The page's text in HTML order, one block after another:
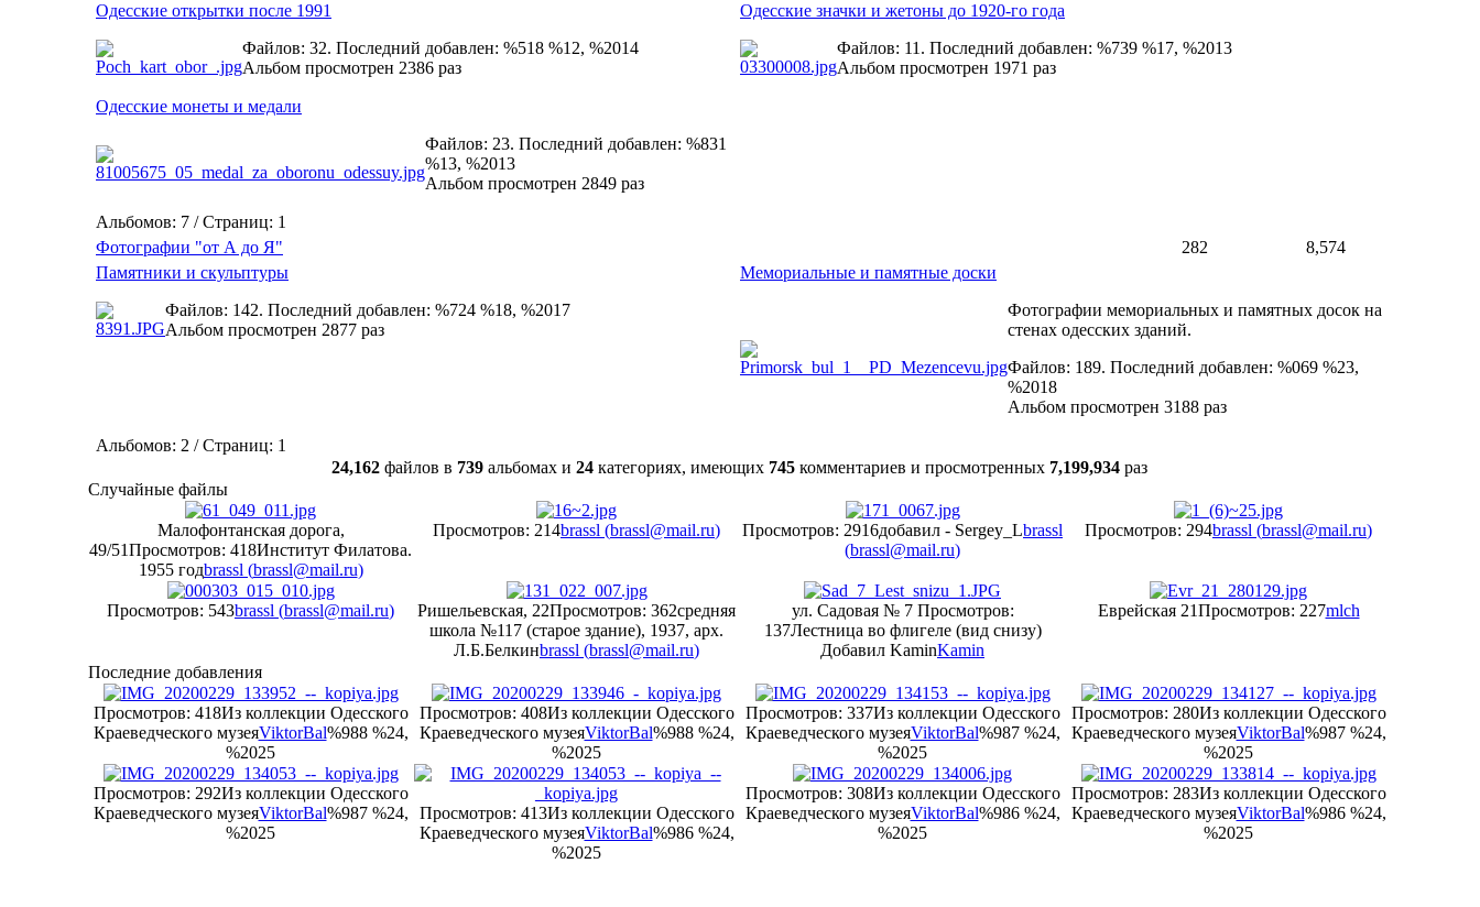
Одесские открытки после 1991
Файлов: 32. Последний добавлен: %518 %12, %2014
Альбом просмотрен 2386 раз
Одесские значки и жетоны до 1920-го года
Файлов: 11. Последний добавлен: %739 %17, %2013
Альбом просмотрен 1971 раз
Одесские монеты и медали
Файлов: 23. Последний добавлен: %831
%13, %2013
Альбом просмотрен 2849 раз
Альбомов: 7 / Страниц: 1
Фотографии "от А до Я"
282
8,574
Памятники и скульптуры
Файлов: 142. Последний добавлен: %724 %18, %2017
Альбом просмотрен 2877 раз
Мемориальные и памятные доски
Фотографии мемориальных и памятных досок на
стенах одесских зданий.
Файлов: 189. Последний добавлен: %069 %23,
%2018
Альбом просмотрен 3188 раз
Альбомов: 2 / Страниц: 1
24,162 файлов в 739 альбомах и 24 категориях, имеющих 745 комментариев и просмотренных 7,199,934 раз
Случайные файлы
Малофонтанская дорога,
49/51Просмотров: 418Институт Филатова.
1955 годbrassl (brassl@mail.ru)
Просмотров: 214brassl (brassl@mail.ru) Просмотров: 2916добавил - Sergey_Lbrassl
(brassl@mail.ru)
Просмотров: 294brassl (brassl@mail.ru)
Просмотров: 543brassl (brassl@mail.ru) Ришельевская, 22Просмотров: 362средняя
школа №117 (старое здание), 1937, арх.
Л.Б.Белкинbrassl (brassl@mail.ru)
ул. Садовая № 7 Просмотров:
137Лестница во флигеле (вид снизу)
Добавил KaminKamin
Еврейская 21Просмотров: 227mlch
Последние добавления
Просмотров: 418Из коллекции Одесского
Краеведческого музеяViktorBal%988 %24,
%2025
Просмотров: 408Из коллекции Одесского
Краеведческого музеяViktorBal%988 %24,
%2025
Просмотров: 337Из коллекции Одесского
Краеведческого музеяViktorBal%987 %24,
%2025
Просмотров: 280Из коллекции Одесского
Краеведческого музеяViktorBal%987 %24,
%2025
Просмотров: 292Из коллекции Одесского
Краеведческого музеяViktorBal%987 %24,
%2025
Просмотров: 413Из коллекции Одесского
Краеведческого музеяViktorBal%986 %24,
%2025
Просмотров: 308Из коллекции Одесского
Краеведческого музеяViktorBal%986 %24,
%2025
Просмотров: 283Из коллекции Одесского
Краеведческого музеяViktorBal%986 %24,
%2025